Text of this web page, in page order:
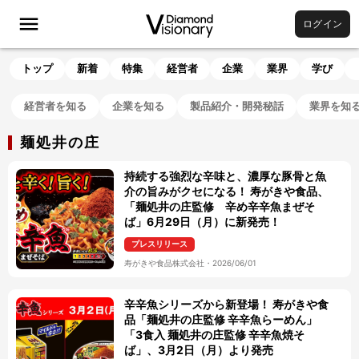
ログイン
トップ 新着 特集 経営者 企業 業界 学び
経営者を知る 企業を知る 製品紹介・開発秘話 業界を知
麺処井の庄
持続する強烈な辛味と、濃厚な豚骨と魚
介の旨みがクセになる！ 寿がきや食品、
「麺処井の庄監修 辛め辛辛魚まぜそ
ば」6月29日（月）に新発売！
プレスリリース
寿がきや食品株式会社 ・ 2026/06/01
辛辛魚シリーズから新登場！ 寿がきや食
品「麺処井の庄監修 辛辛魚らーめん」
「3食入 麺処井の庄監修 辛辛魚焼そ
ば」、3月2日（月）より発売